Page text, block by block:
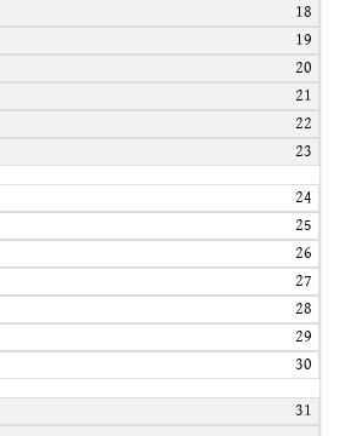
18
19
20
21
22
23
24
25
26
27
28
29
30
31